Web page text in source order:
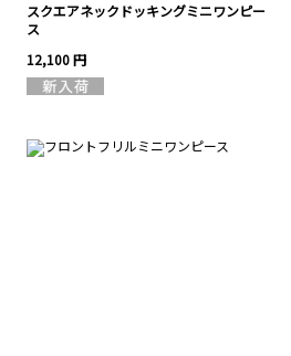
スクエアネックドッキングミニワンピー
ス
12,100 円